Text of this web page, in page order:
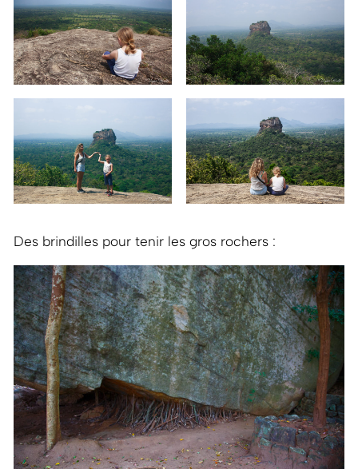
Des brindilles pour tenir les gros rochers :